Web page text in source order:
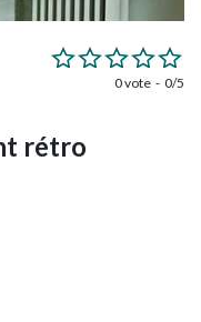
0 vote 0/5
rétro